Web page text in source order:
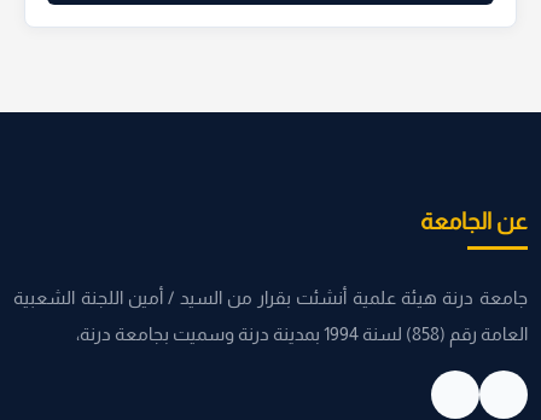
عن الجامعة
جامعة درنة هيئة علمية أنشئت بقرار من السيد / أمين اللجنة الشعبية
العامة رقم (858) لسنة 1994 بمدينة درنة وسميت بجامعة درنة،